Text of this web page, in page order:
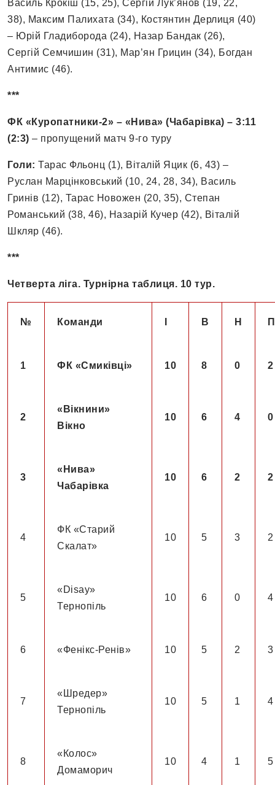
Василь Крокіш (15, 25), Сергій Лук’янов (19, 22,
38), Максим Палихата (34), Костянтин Дерлиця (40)
– Юрій Гладиборода (24), Назар Бандак (26),
Сергій Семчишин (31), Мар’ян Грицин (34), Богдан
Антимис (46).
***
ФК «Куропатники-2» – «Нива» (Чабарівка) – 3:11
(2:3) – пропущений матч 9-го туру
Голи: Тарас Фльонц (1), Віталій Яцик (6, 43) –
Руслан Марцінковський (10, 24, 28, 34), Василь
Гринів (12), Тарас Новожен (20, 35), Степан
Романський (38, 46), Назарій Кучер (42), Віталій
Шкляр (46).
***
Четверта ліга. Турнірна таблиця. 10 тур.
№ Команди В Н П
1 ФК «Смиківці» 10 8 0 2
2
«Вікнини»
Вікно
10 6 4 0
3
«Нива»
Чабарівка
10 6 2 2
4
ФК «Старий
Скалат»
10 5 3 2
5
«Disay»
Тернопіль
10 6 0 4
6 «Фенікс-Ренів» 10 5 2 3
7
«Шредер»
Тернопіль
10 5 1 4
8
«Колос»
Домаморич
10 4 1 5